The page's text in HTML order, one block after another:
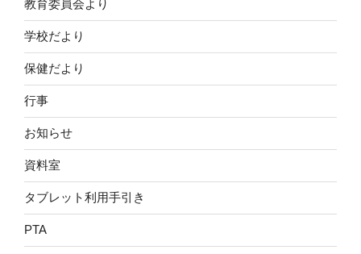
教育委員会より
学校だより
保健だより
行事
お知らせ
資料室
タブレット利用手引き
PTA